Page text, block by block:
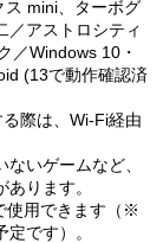
ス mini、ターボグ
／アストロシティ
／Windows 10・
(13で動作確認済
際は、Wi-Fi経由
いゲームなど、
ります。
使用できます（※
です）。